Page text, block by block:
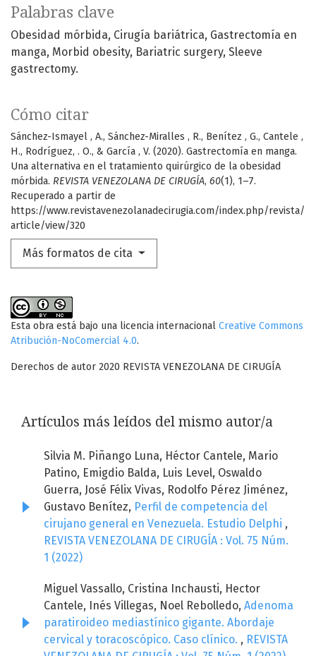
Palabras clave
Obesidad mórbida, Cirugía bariátrica, Gastrectomía en
manga Morbid obesity, Bariatric surgery, Sleeve
gastrectomy.
Cómo citar
Sánchez-Ismayel , A., Sánchez-Miralles , R., Benítez , G., Cantele ,
H., Rodríguez, . O., & García , V. (2020). Gastrectomía en manga.
Una alternativa en el tratamiento quirúrgico de la obesidad
mórbida. REVISTA VENEZOLANA DE CIRUGÍA, 60(1), 1–7.
Recuperado a partir de
https://www.revistavenezolanadecirugia.com/index.php/revista/
article/view/320
Más formatos de cita
Esta obra está bajo una licencia internacional Creative Commons
Atribución-NoComercial 4.0.
Derechos de autor 2020 REVISTA VENEZOLANA DE CIRUGÍA
Artículos más leídos del mismo autor/a
Silvia M. Piñango Luna, Héctor Cantele, Mario
Patino, Emigdio Balda, Luis Level, Oswaldo
Guerra, José Félix Vivas, Rodolfo Pérez Jiménez,
Gustavo Benítez, Perfil de competencia del
cirujano general en Venezuela. Estudio Delphi ,
REVISTA VENEZOLANA DE CIRUGÍA : Vol. 75 Núm.
1 (2022)
Miguel Vassallo, Cristina Inchausti, Hector
Cantele, Inés Villegas, Noel Rebolledo, Adenoma
paratiroideo mediastínico gigante. Abordaje
cervical y toracoscópico. Caso clínico. , REVISTA